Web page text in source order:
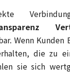
Wenn Kunden
die zu
sie sich